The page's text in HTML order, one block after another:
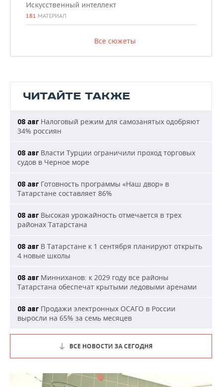
Искусственный интеллект
181 МАТЕРИАЛ
Все сюжеты
ЧИТАЙТЕ ТАКЖЕ
08 авг Налоговый режим для самозанятых одобряют
34% россиян
08 авг Власти Турции ограничили проход торговых
судов в Черное море
08 авг Готовность программы «Наш двор» в
Татарстане составляет 86%
08 авг Высокая урожайность отмечается в трех
районах Татарстана
08 авг В Татарстане к 1 сентября планируют открыть
4 новые школы
08 авг Минниханов: к 2029 году все районы
Татарстана обеспечат крытыми ледовыми аренами
08 авг Продажи электронных ОСАГО в России
выросли на 65% за семь месяцев
ВСЕ НОВОСТИ ЗА СЕГОДНЯ